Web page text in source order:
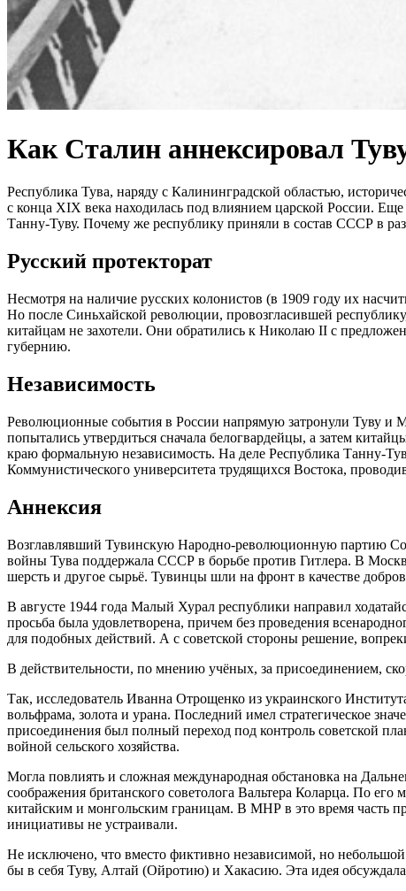
Как Сталин аннексировал
Республика Тува, наряду с Калининградской областью,
с конца XIX века находилась под влиянием царской России.
Танну-Туву. Почему же республику приняли в состав СССР в
Русский протекторат
Несмотря на наличие русских колонистов (в 1909 году их
Но после Синьхайской революции, провозгласившей
китайцам не захотели. Они обратились к Николаю II с
губернию.
Независимость
Революционные события в России напрямую затронули Туву и
попытались утвердиться сначала белогвардейцы, а затем
краю формальную независимость. На деле Республика Танну-
Коммунистического университета трудящихся Востока,
Аннексия
Возглавлявший Тувинскую Народно-революционную партию
войны Тува поддержала СССР в борьбе против Гитлера. В
шерсть и другое сырьё. Тувинцы шли на фронт в качестве
В августе 1944 года Малый Хурал республики направил
просьба была удовлетворена, причем без проведения
для подобных действий. А с советской стороны решение,
В действительности, по мнению учёных, за присоединением,
Так, исследователь Иванна Отрощенко из украинского
вольфрама, золота и урана. Последний имел стратегическое
присоединения был полный переход под контроль советской
войной сельского хозяйства.
Могла повлиять и сложная международная обстановка на
соображения британского советолога Вальтера Коларца. По
китайским и монгольским границам. В МНР в это время часть
инициативы не устраивали.
Не исключено, что вместо фиктивно независимой, но
бы в себя Туву, Алтай (Ойротию) и Хакасию. Эта идея